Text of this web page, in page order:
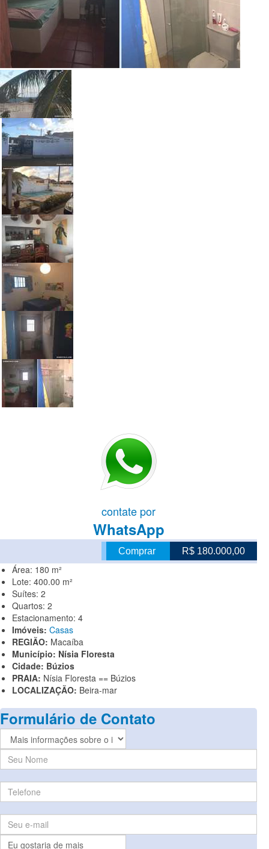
contate por
WhatsApp
Comprar R$ 180.000,00
Área: 180 m²
Lote: 400.00 m²
Suítes: 2
Quartos: 2
Estacionamento: 4
Imóveis: Casas
REGIÃO: Macaíba
Município: Nísia Floresta
Cidade: Búzios
PRAIA: Nísia Floresta == Búzios
LOCALIZAÇÃO: Beira-mar
Formulário de Contato